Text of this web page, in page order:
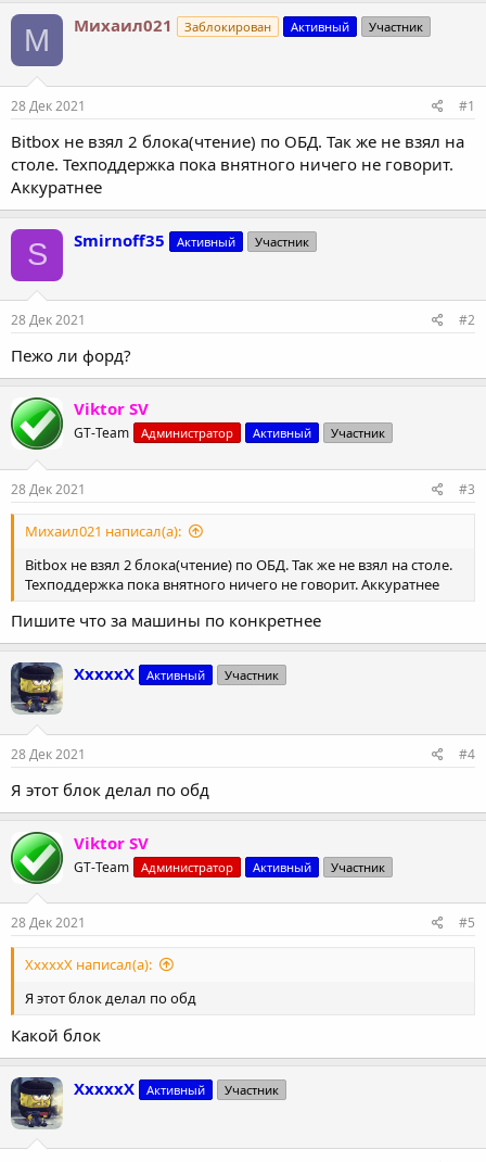
т
о
р
т
е
м
а
ч
а
М Михаил021 Заблокирован Активный Участник
28 Дек 2021 #1
Bitbox не взял 2 блока(чтение) по ОБД. Так же не взял на
столе. Техподдержка пока внятного ничего не говорит.
Аккуратнее
S Smirnoff35 Активный Участник
28 Дек 2021 #2
Пежо ли форд?
Viktor SV
GT-Team Администратор Активный Участник
28 Дек 2021 #3
Михаил021 написал(а):
Bitbox не взял 2 блока(чтение) по ОБД. Так же не взял на столе.
Техподдержка пока внятного ничего не говорит. Аккуратнее
Пишите что за машины по конкретнее
XxxxxX Активный Участник
28 Дек 2021 #4
Я этот блок делал по обд
Viktor SV
GT-Team Администратор Активный Участник
28 Дек 2021 #5
XxxxxX написал(а):
Я этот блок делал по обд
Какой блок
XxxxxX Активный Участник